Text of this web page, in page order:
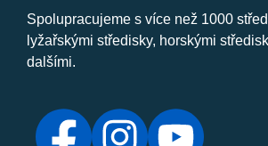
Spolupracujeme s více než 1000
lyžařskými středisky, horskými
dalšími.